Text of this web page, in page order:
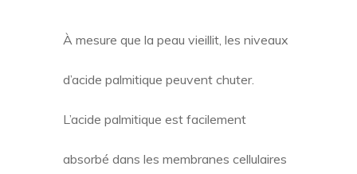
À mesure que la peau vieillit, les niveaux
d’acide palmitique peuvent chuter.
L’acide palmitique est facilement
absorbé dans les membranes cellulaires